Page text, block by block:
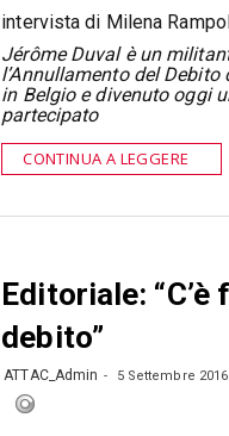
intervista di Milena
Jérôme Duval è un
l’Annullamento del
in Belgio e divenuto oggi
partecipato
CONTINUA A LEGGERE
Editoriale:
debito”
ATTAC_Admin 5 Settembre 2016